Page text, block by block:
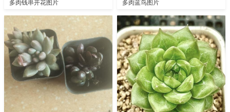
多肉钱串开花图片 多肉蓝鸟图片